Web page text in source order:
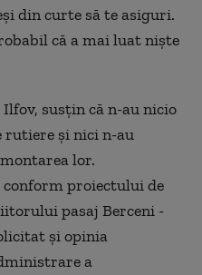
din curte să te asiguri.
că a mai luat niște
susțin că n-au nicio
rutiere și nici n-au
lor.
conform proiectului de
pasaj Berceni -
și opinia
a